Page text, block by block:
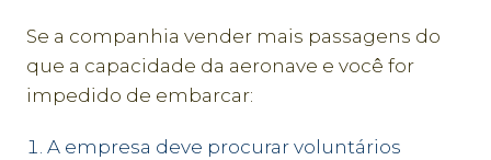
Se a companhia vender mais passagens do
que a capacidade da aeronave e você for
impedido de embarcar:
A empresa deve procurar voluntários